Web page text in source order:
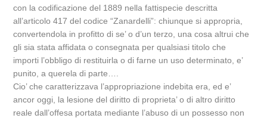
con la codificazione del 1889 nella fattispecie descritta
all’articolo 417 del codice “Zanardelli”: chiunque si appropria,
convertendola in profitto di se’ o d’un terzo, una cosa altrui che
gli sia stata affidata o consegnata per qualsiasi titolo che
importi l’obbligo di restituirla o di farne un uso determinato, e’
punito, a querela di parte….
Cio’ che caratterizzava l’appropriazione indebita era, ed e’
ancor oggi, la lesione del diritto di proprieta’ o di altro diritto
reale dall’offesa portata mediante l’abuso di un possesso non